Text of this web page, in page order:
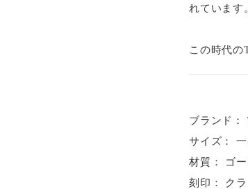
れています
この時代の
ブランド：
サイズ：
材質： ゴ
刻印： ク